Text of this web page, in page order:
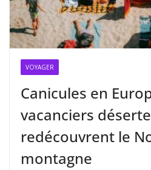
VOYAGER
Canicules en
vacanciers
redécouvrent le
montagne